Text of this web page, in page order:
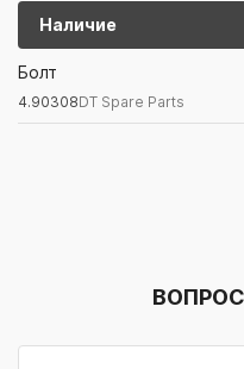
Наличие
Артикул/Бренд
4.90308
Болт
4.90308DT Spare Parts